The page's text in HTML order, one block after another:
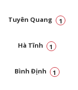
Tuyên Quang 1
Hà Tĩnh 1
Bình Định 1